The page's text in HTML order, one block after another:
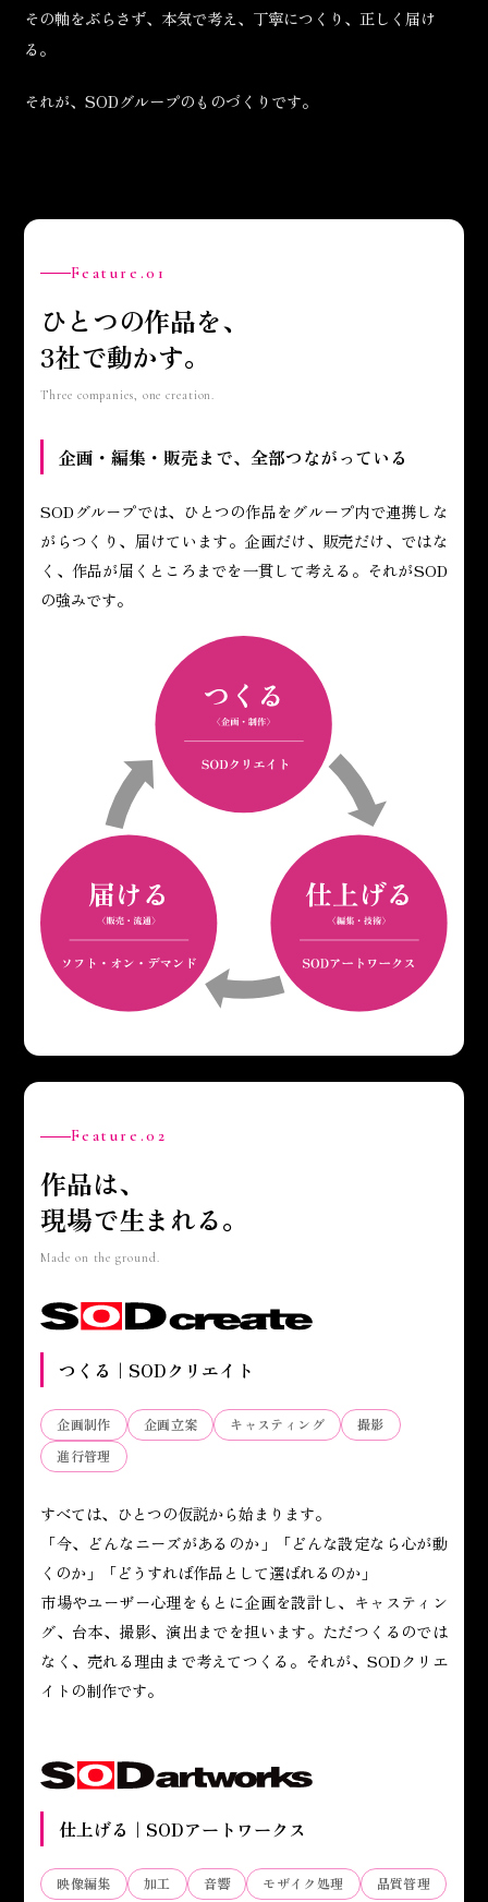
その軸をぶらさず、本気で考え、丁寧につくり、正しく届け
る。
それが、SODグループのものづくりです。
Feature.01
ひとつの作品を、
3社で動かす。
Three companies, one creation.
企画・編集・販売まで、全部つながっている
SODグループでは、ひとつの作品をグループ内で連携しな
がらつくり、届けています。企画だけ、販売だけ、ではな
く、作品が届くところまでを一貫して考える。それがSOD
の強みです。
Feature.02
作品は、
現場で生まれる。
Made on the ground.
つくる｜SODクリエイト
企画制作 企画立案 キャスティング
撮影
進行管理
すべては、ひとつの仮説から始まります。
「今、どんなニーズがあるのか」「どんな設定なら心が動
くのか」「どうすれば作品として選ばれるのか」
市場やユーザー心理をもとに企画を設計し、キャスティン
グ、台本、撮影、演出までを担います。ただつくるのでは
なく、売れる理由まで考えてつくる。それが、SODクリエ
イトの制作です。
仕上げる｜SODアートワークス
映像編集 加工 音響 モザイク処理 品質管理